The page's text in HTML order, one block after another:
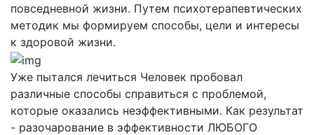
повседневной жизни. Путем психотерапевтических
методик мы формируем способы, цели и интересы
к здоровой жизни.
Уже пытался лечиться Человек пробовал
различные способы справиться с проблемой,
которые оказались неэффективными. Как результат
- разочарование в эффективности ЛЮБОГО